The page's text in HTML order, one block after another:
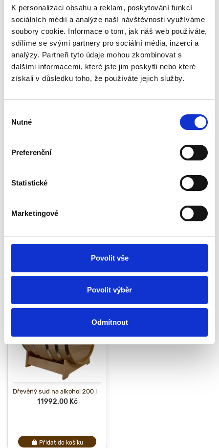
K personalizaci obsahu a reklam, poskytování funkcí
sociálních médií a analýze naší návštěvnosti využíváme
soubory cookie. Informace o tom, jak náš web používáte,
sdílíme se svými partnery pro sociální média, inzerci a
analýzy. Partneři tyto údaje mohou zkombinovat s
dalšími informacemi, které jste jim poskytli nebo které
získali v důsledku toho, že používáte jejich služby.
souhlasu
Nutné
Preferenční
Statistické
Marketingové
Povolit vše
Povolit výběr
Odmítnout
Vyroben z masivního dubového dřeva bez vnitřního
vypálení, což umožňuje jemné a přirozené zrání bez
výrazného dubového vlivu.
Součástí je dřevěný podstavec, kohoutek a zátka pro
pohodlné používání a servírování.
Hlavní výhody:
objem 10 l
bez vnitřního vypálení
podstavec, kohoutek a zátka v balení
dekorativní i funkční použití
zrání a skladování alkoholu
dekorace interiéru
originální dárek
Doporučujeme vám podívat se
Dřevěný sud na alkohol 200 l
11992.00 Kč
Přidat do košíku